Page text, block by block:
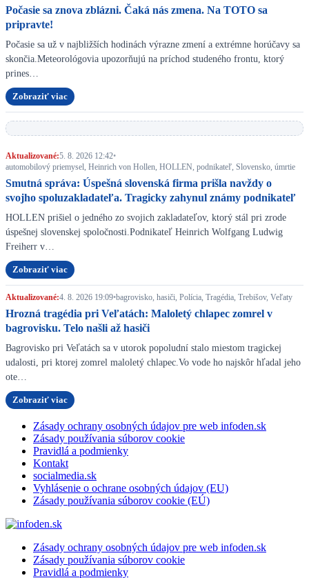
Počasie sa znova zblázni. Čaká nás zmena. Na TOTO sa
pripravte!
Počasie sa už v najbližších hodinách výrazne zmení a extrémne horúčavy sa
skončia.Meteorológovia upozorňujú na príchod studeného frontu, ktorý
prines…
Zobraziť viac
Aktualizované:5. 8. 2026 12:42•
automobilový priemysel, Heinrich von Hollen, HOLLEN, podnikateľ, Slovensko, úmrtie
Smutná správa: Úspešná slovenská firma prišla navždy o
svojho spoluzakladateľa. Tragicky zahynul známy podnikateľ
HOLLEN prišiel o jedného zo svojich zakladateľov, ktorý stál pri zrode
úspešnej slovenskej spoločnosti.Podnikateľ Heinrich Wolfgang Ludwig
Freiherr v…
Zobraziť viac
Aktualizované:4. 8. 2026 19:09•bagrovisko, hasiči, Polícia, Tragédia, Trebišov, Veľaty
Hrozná tragédia pri Veľatách: Maloletý chlapec zomrel v
bagrovisku. Telo našli až hasiči
Bagrovisko pri Veľatách sa v utorok popoludní stalo miestom tragickej
udalosti, pri ktorej zomrel maloletý chlapec.Vo vode ho najskôr hľadal jeho
ote…
Zobraziť viac
Zásady ochrany osobných údajov pre web infoden.sk
Zásady používania súborov cookie
Pravidlá a podmienky
Kontakt
socialmedia.sk
Vyhlásenie o ochrane osobných údajov (EU)
Zásady používania súborov cookie (EÚ)
Zásady ochrany osobných údajov pre web infoden.sk
Zásady používania súborov cookie
Pravidlá a podmienky